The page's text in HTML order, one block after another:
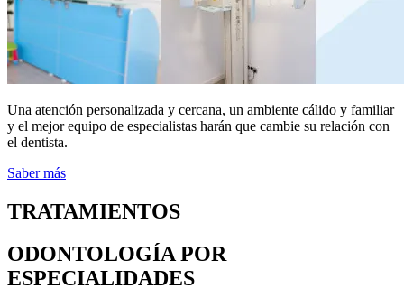
Una atención personalizada y cercana, un ambiente cálido y familiar
y el mejor equipo de especialistas harán que cambie su relación con
el dentista.
Saber más
TRATAMIENTOS
ODONTOLOGÍA POR
ESPECIALIDADES